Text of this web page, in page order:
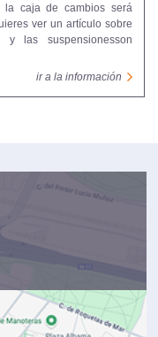
la caja de cambios será
ver un artículo sobre
las suspensionesson
ir a la información